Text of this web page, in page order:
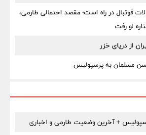
فوتبال در راه است؛ مقصد احتمالی طارمی،
از دریای خزر
مسلمان به پرسپولیس
+ آخرین وضعیت طارمی و اخباری